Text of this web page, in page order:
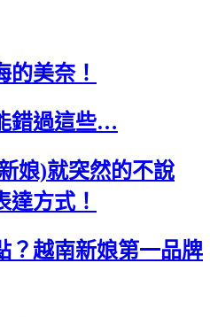
的美奈！
錯過這些…
娘)就突然的不說
達方式！
？越南新娘第一品牌